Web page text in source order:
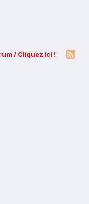
/ Cliquez ici !